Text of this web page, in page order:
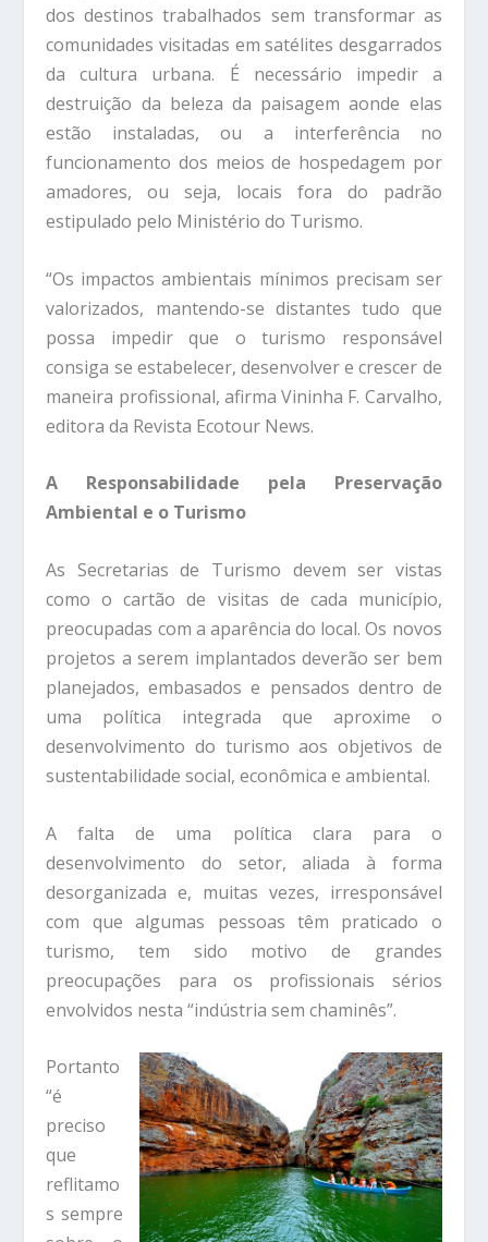
dos destinos trabalhados sem transformar as
comunidades visitadas em satélites desgarrados
da cultura urbana. É necessário impedir a
destruição da beleza da paisagem aonde elas
estão instaladas, ou a interferência no
funcionamento dos meios de hospedagem por
amadores, ou seja, locais fora do padrão
estipulado pelo Ministério do Turismo.
“Os impactos ambientais mínimos precisam ser
valorizados, mantendo-se distantes tudo que
possa impedir que o turismo responsável
consiga se estabelecer, desenvolver e crescer de
maneira profissional, afirma Vininha F. Carvalho,
editora da Revista Ecotour News.
A Responsabilidade pela Preservação
Ambiental e o Turismo
As Secretarias de Turismo devem ser vistas
como o cartão de visitas de cada município,
preocupadas com a aparência do local. Os novos
projetos a serem implantados deverão ser bem
planejados, embasados e pensados dentro de
uma política integrada que aproxime o
desenvolvimento do turismo aos objetivos de
sustentabilidade social, econômica e ambiental.
A falta de uma política clara para o
desenvolvimento do setor, aliada à forma
desorganizada e, muitas vezes, irresponsável
com que algumas pessoas têm praticado o
turismo, tem sido motivo de grandes
preocupações para os profissionais sérios
envolvidos nesta “indústria sem chaminês”.
Portanto
“é
preciso
que
reflitamo
s sempre